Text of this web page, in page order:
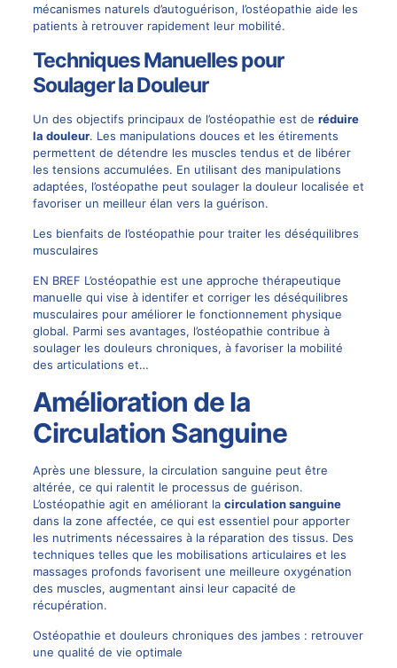
mécanismes naturels d’autoguérison, l’ostéopathie aide les
patients à retrouver rapidement leur mobilité.
Techniques Manuelles pour
Soulager la Douleur
Un des objectifs principaux de l’ostéopathie est de réduire
la douleur. Les manipulations douces et les étirements
permettent de détendre les muscles tendus et de libérer
les tensions accumulées. En utilisant des manipulations
adaptées, l’ostéopathe peut soulager la douleur localisée et
favoriser un meilleur élan vers la guérison.
Les bienfaits de l’ostéopathie pour traiter les déséquilibres
musculaires
EN BREF L’ostéopathie est une approche thérapeutique
manuelle qui vise à identifer et corriger les déséquilibres
musculaires pour améliorer le fonctionnement physique
global. Parmi ses avantages, l’ostéopathie contribue à
soulager les douleurs chroniques, à favoriser la mobilité
des articulations et…
Amélioration de la
Circulation Sanguine
Après une blessure, la circulation sanguine peut être
altérée, ce qui ralentit le processus de guérison.
L’ostéopathie agit en améliorant la circulation sanguine
dans la zone affectée, ce qui est essentiel pour apporter
les nutriments nécessaires à la réparation des tissus. Des
techniques telles que les mobilisations articulaires et les
massages profonds favorisent une meilleure oxygénation
des muscles, augmentant ainsi leur capacité de
récupération.
Ostéopathie et douleurs chroniques des jambes : retrouver
une qualité de vie optimale